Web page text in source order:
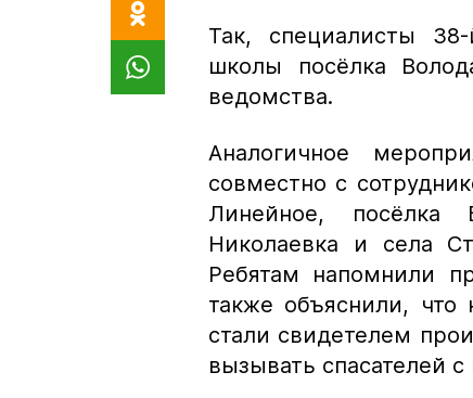
Так, специалисты
школы посёлка
ведомства.
Аналогичное
совместно с
Линейное, посёлка
Николаевка и села
Ребятам напомнили
также объяснили, что
стали свидетелем
вызывать спасателей